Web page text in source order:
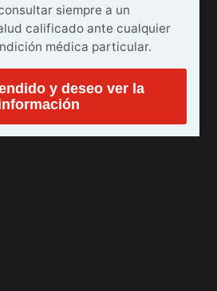
siempre a un
calificado ante cualquier
médica particular.
y deseo ver la